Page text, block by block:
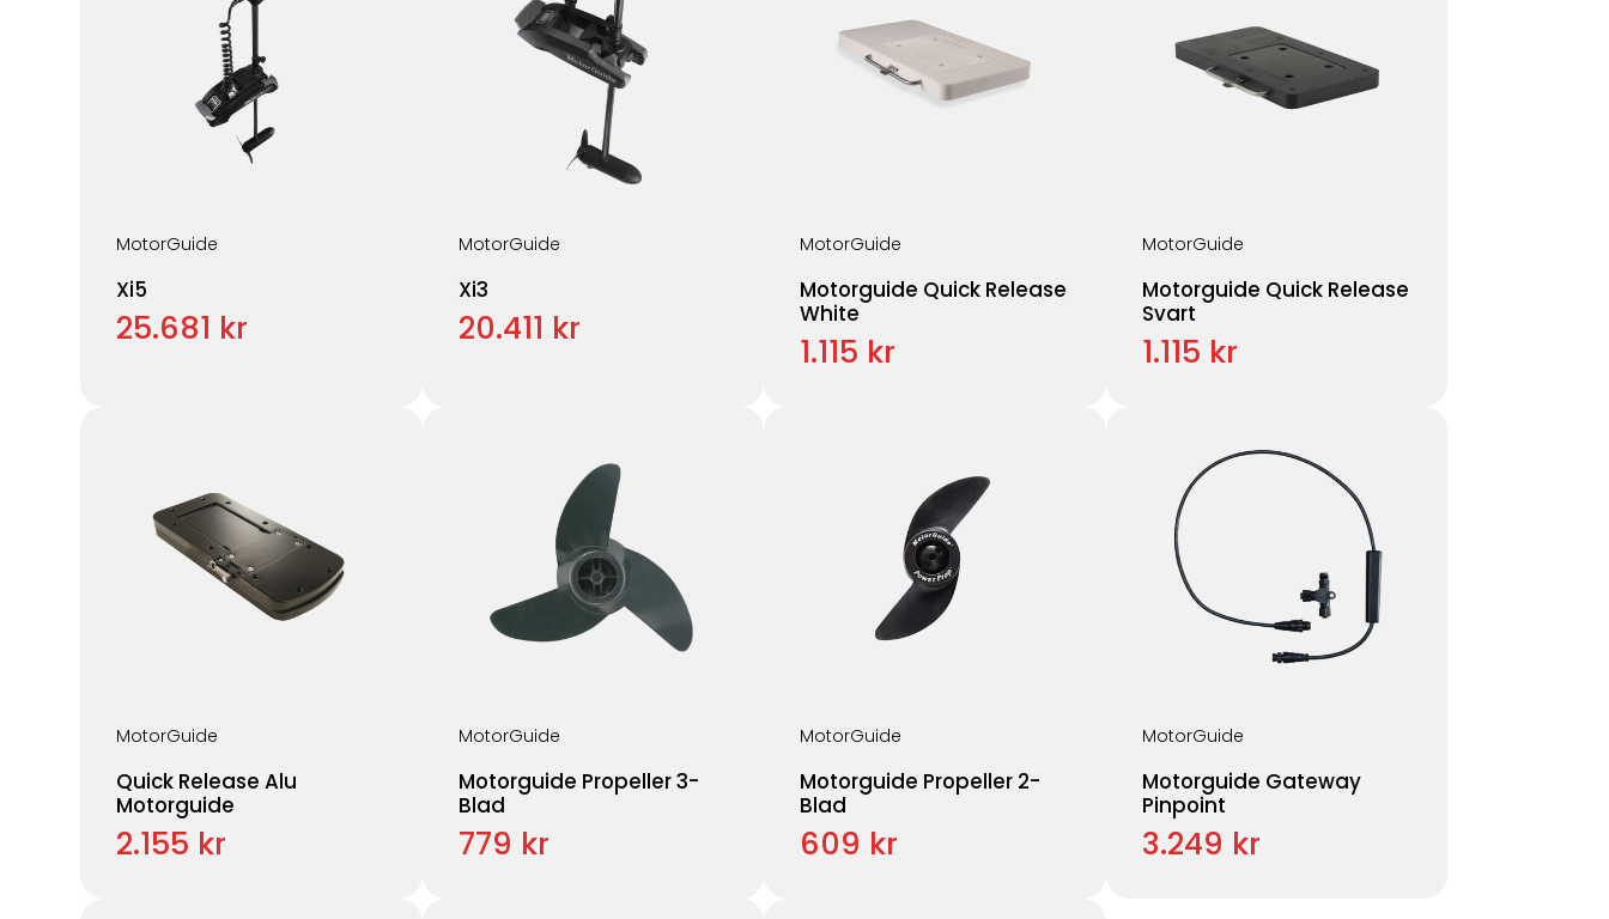
MotorGuide
Xi5
25.681 kr
MotorGuide
Xi3
20.411 kr
MotorGuide
Motorguide Quick Release
White
1.115 kr
MotorGuide
Motorguide Quick Release
Svart
1.115 kr
MotorGuide
Quick Release Alu
Motorguide
2.155 kr
MotorGuide
Motorguide Propeller 3-
Blad
779 kr
MotorGuide
Motorguide Propeller 2-
Blad
609 kr
MotorGuide
Motorguide Gateway
Pinpoint
3.249 kr